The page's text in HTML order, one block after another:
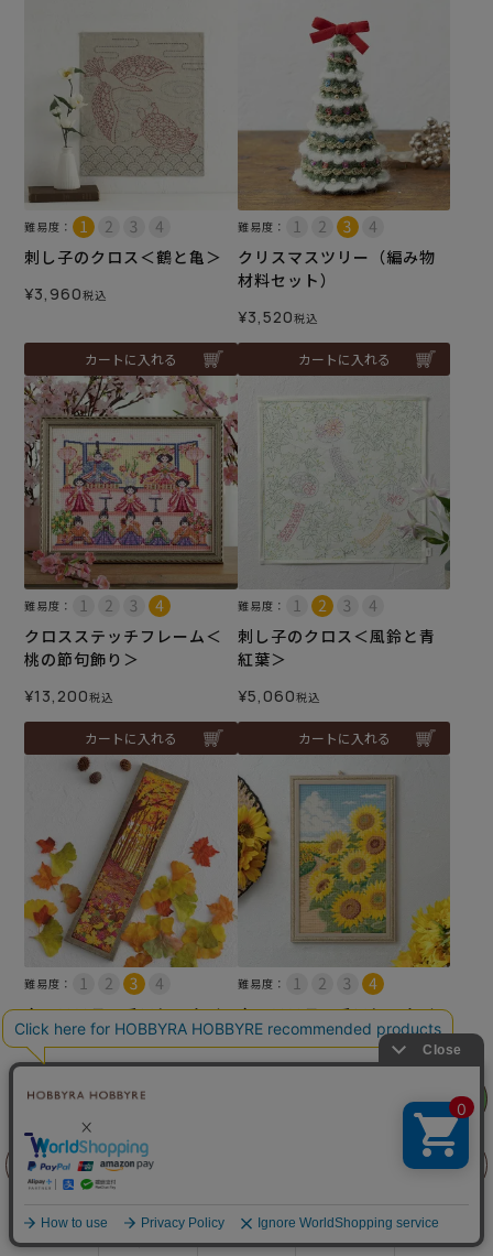
商品を探す 手芸を学ぶ ガイド 店舗情報 ログイン
前に戻る
フェア
難易度：
刺し子のクロス＜鶴と亀＞
¥3,960税込
カートに入れる
難易度：
クリスマスツリー（編み物
材料セット）
¥3,520税込
カートに入れる
難易度：
クロスステッチフレーム＜
桃の節句飾り＞
¥13,200税込
カートに入れる
難易度：
刺し子のクロス＜風鈴と青
紅葉＞
¥5,060税込
カートに入れる
難易度：
クロスステッチフレーム＜
森の中へ＞
¥9,460
難易度：
クロスステッチフレーム＜
夏の通り道＞
¥9,350